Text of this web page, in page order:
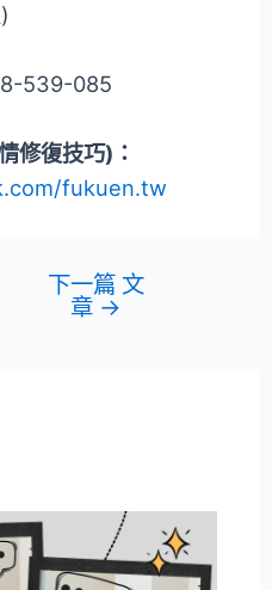
539-085
修復技巧)：
fukuen.tw
下一篇 文
章 →